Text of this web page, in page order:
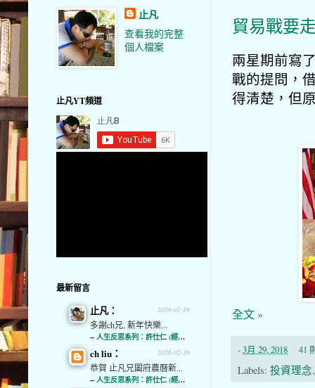
貿易戰要
兩星期前寫
戰的提問，
得清楚，但
全文 »
-3月 29, 2018 41
Labels: 投資理念
止凡
查看我的完整
個人檔案
止凡YT頻道
最新留言
2026-02-16
止凡：
多謝ch兄, 新年快樂...
-- 人生反思系列：許仕仁 (經濟通)
2026-02-16
ch liu：
恭賀 止凡兄闔府農曆新...
-- 人生反思系列：許仕仁 (經濟通)